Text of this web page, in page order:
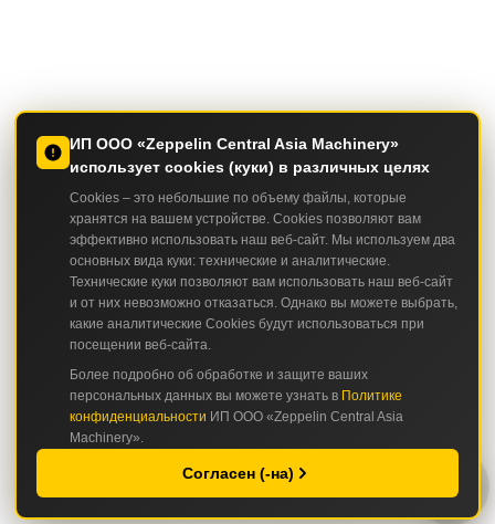
ИП ООО «Zeppelin Central Asia Machinery»
использует cookies (куки) в различных целях
Cookies – это небольшие по объему файлы, которые
хранятся на вашем устройстве. Cookies позволяют вам
эффективно использовать наш веб-сайт. Мы используем два
основных вида куки: технические и аналитические.
Технические куки позволяют вам использовать наш веб-сайт
и от них невозможно отказаться. Однако вы можете выбрать,
какие аналитические Cookies будут использоваться при
посещении веб-сайта.
Более подробно об обработке и защите ваших
персональных данных вы можете узнать в Политике
конфиденциальности ИП ООО «Zeppelin Central Asia
Machinery».
Согласен (-на)